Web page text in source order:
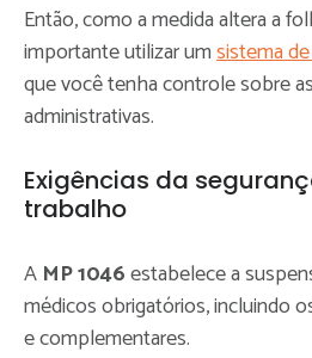
Então, como a medida altera a
importante utilizar umsistema
que você tenha controle sobre
administrativas.
Exigências da
trabalho
A MP 1046estabelece a
médicos obrigatórios, incluindo
e complementares.